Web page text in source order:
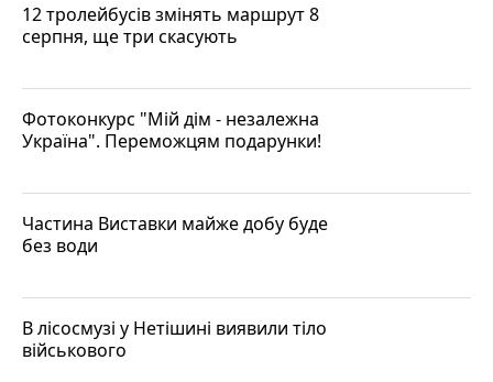
12 тролейбусів змінять маршрут 8
серпня, ще три скасують
Фотоконкурс "Мій дім - незалежна
Україна". Переможцям подарунки!
Частина Виставки майже добу буде
без води
В лісосмузі у Нетішині виявили тіло
військового